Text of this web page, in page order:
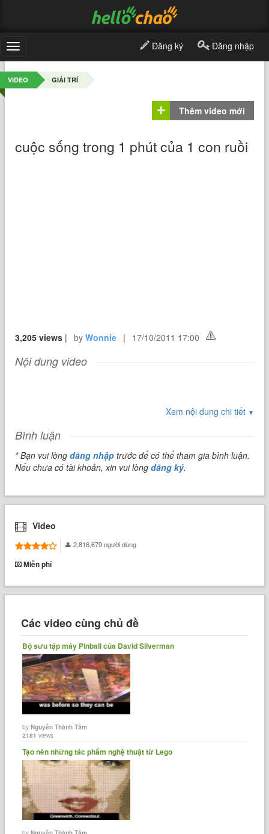
Toggle
navigation
Đăng ký Đăng nhập
VIDEO GIẢI TRÍ
Thêm video mới
cuộc sống trong 1 phút của 1 con ruồi
3,205 views | byWonnie | 17/10/2011 17:00
Nội dung video
Xem nội dung chi tiết ▼
Bình luận
* Bạn vui lòngđăng nhập trước để có thể tham gia bình luận.
Nếu chưa có tài khoản, xin vui lòngđăng ký.
Video
2,816,679 người dùng
Miễn phí
Các video cùng chủ đề
Bộ sưu tập máy Pinball của David Silverman
byNguyễn Thành Tâm
2181 views
Tạo nên những tác phẩm nghệ thuật từ Lego